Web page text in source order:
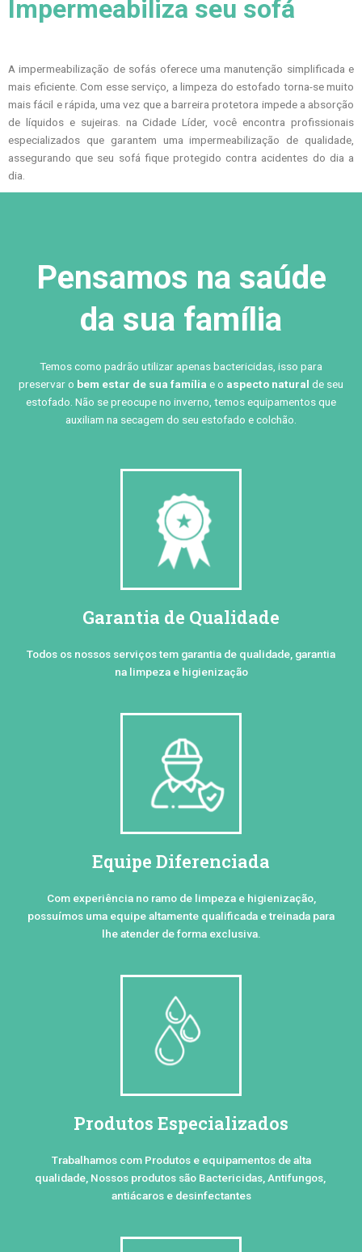
Impermeabiliza seu sofá
A impermeabilização de sofás oferece uma manutenção simplificada e
mais eficiente. Com esse serviço, a limpeza do estofado torna-se muito
mais fácil e rápida, uma vez que a barreira protetora impede a absorção
de líquidos e sujeiras. na Cidade Líder, você encontra profissionais
especializados que garantem uma impermeabilização de qualidade,
assegurando que seu sofá fique protegido contra acidentes do dia a
dia.
Pensamos na saúde
da sua família
Temos como padrão utilizar apenas bactericidas, isso para
preservar o bem estar de sua família e o aspecto natural de seu
estofado. Não se preocupe no inverno, temos equipamentos que
auxiliam na secagem do seu estofado e colchão.
Garantia de Qualidade
Todos os nossos serviços tem garantia de qualidade, garantia
na limpeza e higienização
Equipe Diferenciada
Com experiência no ramo de limpeza e higienização,
possuímos uma equipe altamente qualificada e treinada para
lhe atender de forma exclusiva.
Produtos Especializados
Trabalhamos com Produtos e equipamentos de alta
qualidade, Nossos produtos são Bactericidas, Antifungos,
antiácaros e desinfectantes